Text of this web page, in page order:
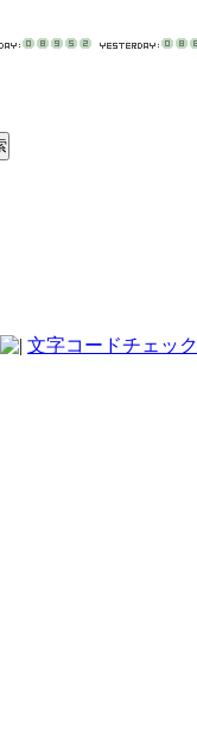
文字コードチェック